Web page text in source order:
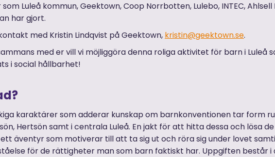
som Luleå kommun, Geektown, Coop Norrbotten, Lulebo, INTEC,
har gjort.
med Kristin Lindqvist på Geektown, kristin@geektown.se.
med er vill vi möjliggöra denna roliga aktivitet för barn i Luleå
i social hållbarhet!
karaktärer som adderar kunskap om barnkonventionen tar form
Hertsön samt i centrala Luleå. En jakt för att hitta dessa och lösa
äventyr som motiverar till att ta sig ut och röra sig under lovet
för de rättigheter man som barn faktiskt har. Uppgiften består